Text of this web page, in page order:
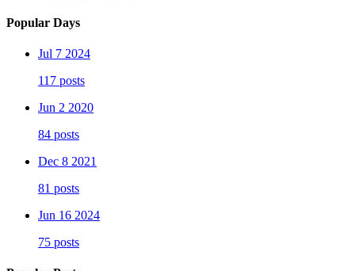
Popular Days
Jul 7 2024
117 posts
Jun 2 2020
84 posts
Dec 8 2021
81 posts
Jun 16 2024
75 posts